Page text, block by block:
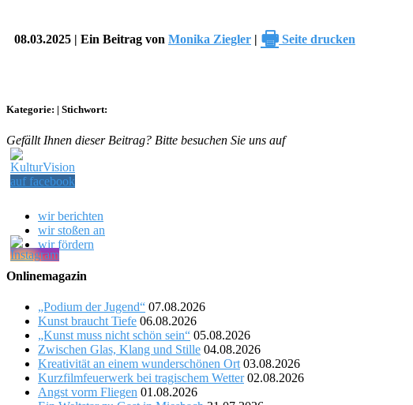
08.03.2025 | Ein Beitrag von Monika Ziegler | 🖶 Seite drucken
Kategorie: | Stichwort:
Gefällt Ihnen dieser Beitrag? Bitte besuchen Sie uns auf
wir berichten
wir stoßen an
wir fördern
Onlinemagazin
„Podium der Jugend“ 07.08.2026
Kunst braucht Tiefe 06.08.2026
„Kunst muss nicht schön sein“ 05.08.2026
Zwischen Glas, Klang und Stille 04.08.2026
Kreativität an einem wunderschönen Ort 03.08.2026
Kurzfilmfeuerwerk bei tragischem Wetter 02.08.2026
Angst vorm Fliegen 01.08.2026